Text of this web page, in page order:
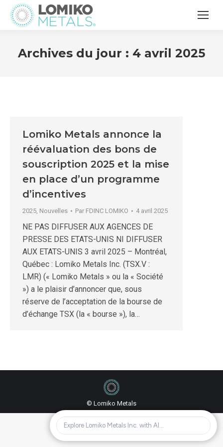
Archives du jour : 4 avril 2025
Lomiko Metals annonce la
réévaluation des bons de
souscription 2025 et la mise
en place d’un programme
d’incentives
2025, Nouvelles Par FDINC LOMIKO 4 avril 2025
NE PAS DIFFUSER AUX AGENCES DE
PRESSE DES ETATS-UNIS NI DIFFUSER
AUX ETATS-UNIS 3 avril 2025 – Montréal,
Québec : Lomiko Metals Inc. (TSX.V :
LMR) (« Lomiko Metals » ou la « Société
») a le plaisir d’annoncer que, sous
réserve de l’acceptation de la bourse de
d’échange TSX (la « bourse »), la…
© Lomiko Metals